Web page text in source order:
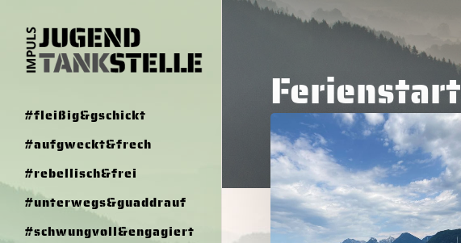
main
content
#fleißig&gschickt
#aufgweckt&frech
#rebellisch&frei
#unterwegs&guaddrauf
#schwungvoll&engagiert
Ferienstart
Summer
Kickoff
–
Ferienstart
Wolfgangsee